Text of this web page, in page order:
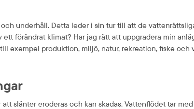
underhåll. Detta leder i sin tur till att de
förändrat klimat? Har jag rätt att uppgradera min
exempel produktion, miljö, natur, rekreation, fiske och
slänter eroderas och kan skadas. Vattenflödet tar